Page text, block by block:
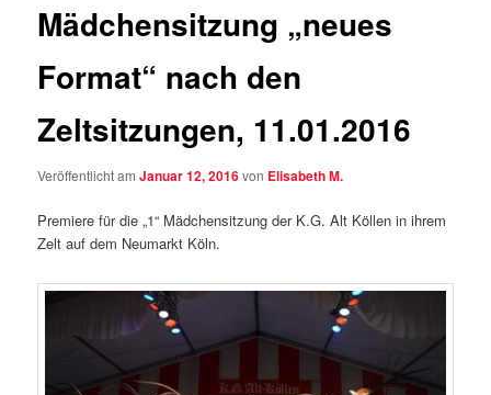
Mädchensitzung „neues
Format“ nach den
Zeltsitzungen, 11.01.2016
Veröffentlicht amJanuar 12, 2016von Elisabeth M.
Premiere für die „1“ Mädchensitzung der K.G. Alt Köllen in ihrem
Zelt auf dem Neumarkt Köln.